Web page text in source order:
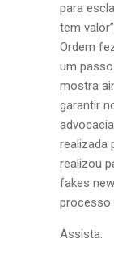
para
tem
Ordem
um
mostra
garantir
realizada
realizou
fakes
processo
Assista: